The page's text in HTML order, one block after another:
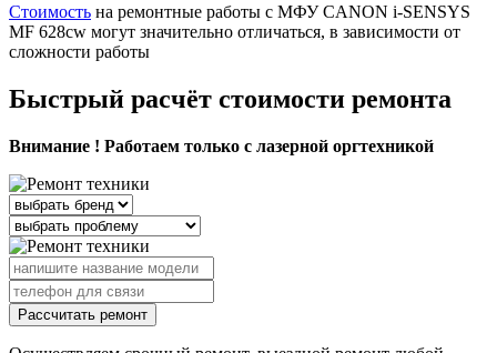
Стоимость на ремонтные работы с МФУ CANON i-SENSYS
MF 628cw могут значительно отличаться, в зависимости от
сложности работы
Быстрый расчёт стоимости ремонта
Внимание ! Работаем только с лазерной оргтехникой
Рассчитать ремонт